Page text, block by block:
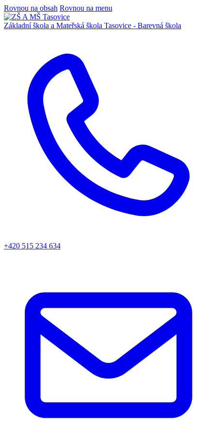
Rovnou na obsah Rovnou na menu
Základní škola a Mateřská škola Tasovice - Barevná škola
+420 515 234 634